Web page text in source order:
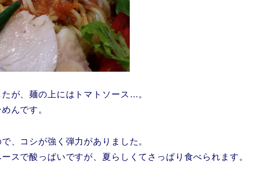
が、麺の上にはトマトソース…。
んです。
、コシが強く弾力がありました。
スで酸っぱいですが、夏らしくてさっぱり食べられます。